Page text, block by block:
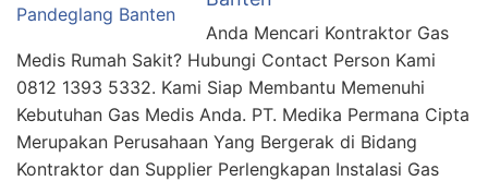
Anda Mencari Kontraktor Gas
Medis Rumah Sakit? Hubungi Contact Person Kami
0812 1393 5332. Kami Siap Membantu Memenuhi
Kebutuhan Gas Medis Anda. PT. Medika Permana Cipta
Merupakan Perusahaan Yang Bergerak di Bidang
Kontraktor dan Supplier Perlengkapan Instalasi Gas